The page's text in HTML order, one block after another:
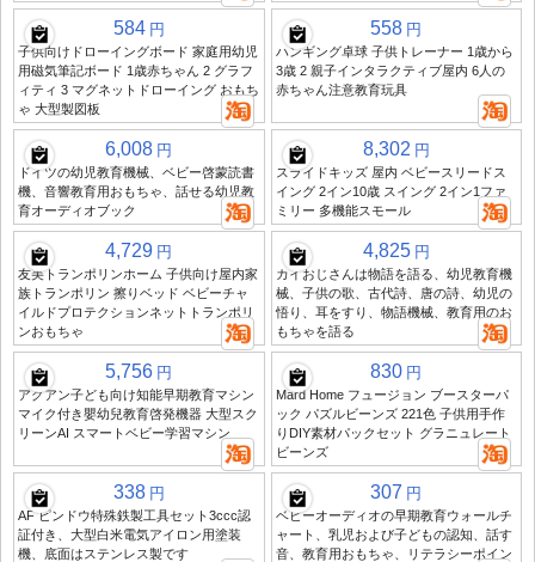
584 円
子供向けドローイングボード 家庭用幼児
用磁気筆記ボード 1歳赤ちゃん 2 グラフ
ィティ 3 マグネットドローイング おもち
ゃ 大型製図板
558 円
ハンギング卓球 子供トレーナー 1歳から
3歳 2 親子インタラクティブ屋内 6人の
赤ちゃん注意教育玩具
6,008 円
ドイツの幼児教育機械、ベビー啓蒙読書
機、音響教育用おもちゃ、話せる幼児教
育オーディオブック
8,302 円
スライドキッズ 屋内 ベビースリードス
イング 2イン10歳 スイング 2イン1ファ
ミリー 多機能スモール
4,729 円
友美トランポリンホーム 子供向け屋内家
族トランポリン 擦りベッド ベビーチャ
イルドプロテクションネットトランポリ
ンおもちゃ
4,825 円
カイおじさんは物語を語る、幼児教育機
械、子供の歌、古代詩、唐の詩、幼児の
悟り、耳をすり、物語機械、教育用のお
もちゃを語る
5,756 円
アグアン子ども向け知能早期教育マシン
マイク付き嬰幼兒教育啓発機器 大型スク
リーンAI スマートベビー学習マシン
830 円
Mard Home フュージョン ブースターパ
ック パズルビーンズ 221色 子供用手作
りDIY素材パックセット グラニュレート
ビーンズ
338 円
AF ピンドウ特殊鉄製工具セット3ccc認
証付き、大型白米電気アイロン用塗装
機、底面はステンレス製です
307 円
ベビーオーディオの早期教育ウォールチ
ャート、乳児および子どもの認知、話す
音、教育用おもちゃ、リテラシーポイン